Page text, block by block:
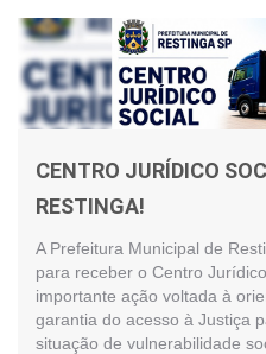
CENTRO JURÍDICO
RESTINGA!
A Prefeitura Municipal de
para receber o Centro
importante ação voltada à
garantia do acesso à Justiça
situação de vulnerabilidade